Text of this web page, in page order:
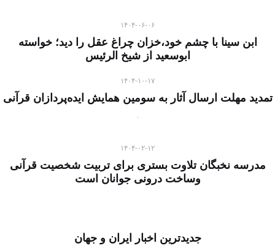
۱۴۰۴-۰۶-۰۶
ابن سینا با چشم خود،خزان چراغ عقل را دید؛ خواسته
ابوسعید از شیخ الرئیس
۱۴۰۴-۱۰-۱۷
تمدید مهلت ارسال آثار به سومین همایش ایده‌پردازان قرآنی
۱۴۰۴-۰۲-۱۲
مدرسه نخبگان تلاوت بستری برای تربیت شخصیت قرآنی
وساخت درونی جوانان است
جدیدترین اخبار ایران و جهان